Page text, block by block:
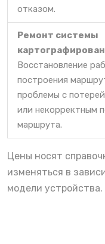
отказом.
Ремонт системы
Восстановление
построения
проблемы с
или некорректным
маршрута.
Цены носят
изменяться в
модели устройства.